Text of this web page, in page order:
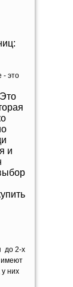
- это
и
до 2-х
имеют
них